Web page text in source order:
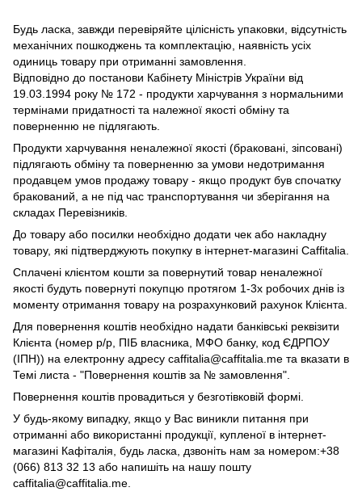
Будь ласка, завжди перевіряйте цілісність упаковки, відсутність
механічних пошкоджень та комплектацію, наявність усіх
одиниць товару при отриманні замовлення.
Відповідно до постанови Кабінету Міністрів України від
19.03.1994 року № 172 - продукти харчування з нормальними
термінами придатності та належної якості обміну та
поверненню не підлягають.
Продукти харчування неналежної якості (браковані, зіпсовані)
підлягають обміну та поверненню за умови недотримання
продавцем умов продажу товару - якщо продукт був спочатку
бракований, а не під час транспортування чи зберігання на
складах Перевізників.
До товару або посилки необхідно додати чек або накладну
товару, які підтверджують покупку в інтернет-магазині Caffitalia.
Сплачені клієнтом кошти за повернутий товар неналежної
якості будуть повернуті покупцю протягом 1-3х робочих днів із
моменту отримання товару на розрахунковий рахунок Клієнта.
Для повернення коштів необхідно надати банківські реквізити
Клієнта (номер р/р, ПІБ власника, МФО банку, код ЄДРПОУ
(ІПН)) на електронну адресу caffitalia@caffitalia.me та вказати в
Темі листа - "Повернення коштів за № замовлення".
Повернення коштів провадиться у безготівковій формі.
У будь-якому випадку, якщо у Вас виникли питання при
отриманні або використанні продукції, купленої в інтернет-
магазині Кафіталія, будь ласка, дзвоніть нам за номером:+38
(066) 813 32 13 або напишіть на нашу пошту
caffitalia@caffitalia.me.